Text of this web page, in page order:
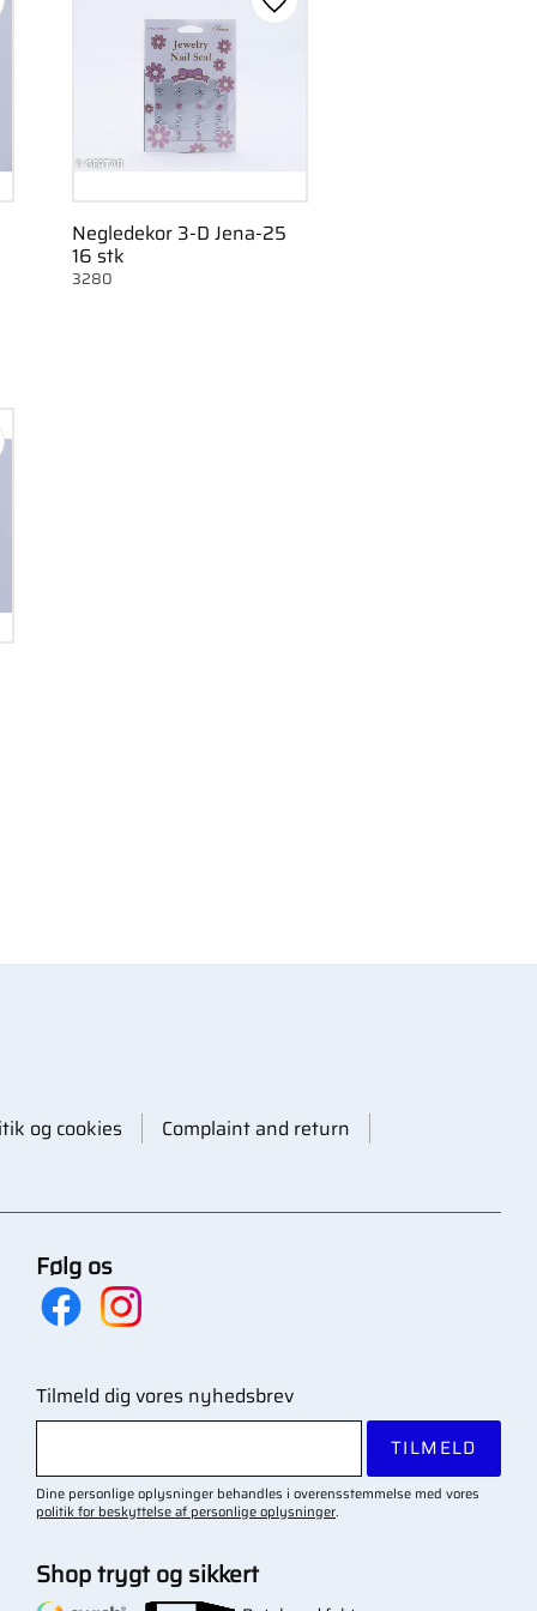
som favorit
Negledekor 3-D Jena-25
16 stk
3280
Gem som favorit
som favorit
og cookies
Complaint and return
Følg os
Tilmeld dig vores nyhedsbrev
TILMELD
Dine personlige oplysninger behandles i overensstemmelse med vores
politik for beskyttelse af personlige oplysninger.
Shop trygt og sikkert